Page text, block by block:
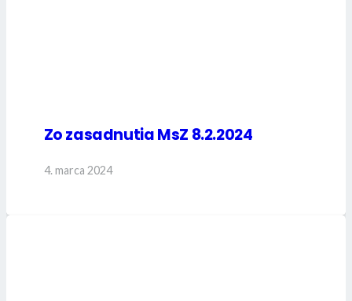
Zo zasadnutia MsZ 8.2.2024
4. marca 2024